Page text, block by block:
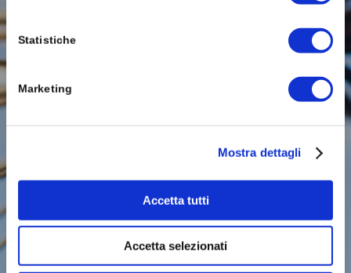
Statistiche
Marketing
Mostra dettagli
Accetta tutti
Accetta selezionati
allo
data e
orario
cliccando
qui
sotto.